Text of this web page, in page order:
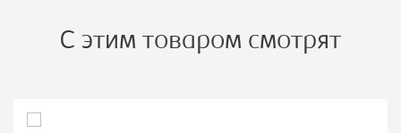
С этим товаром смотрят